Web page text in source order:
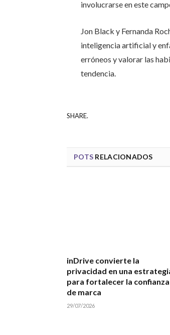
involucrarse en este
Jon Black y Fernanda
inteligencia artificial y
erróneos y valorar las
tendencia.
SHARE.
POTS RELACIONADOS
inDrive convierte la
privacidad en una
para fortalecer la confianza
de marca
29/07/2026